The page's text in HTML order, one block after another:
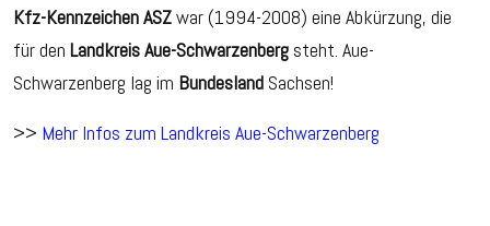
Kfz-Kennzeichen ASZwar (1994-2008) eine Abkürzung, die
für den Landkreis Aue-Schwarzenberg steht. Aue-
Schwarzenberg lag im Bundesland Sachsen!
>> Mehr Infos zum Landkreis Aue-Schwarzenberg